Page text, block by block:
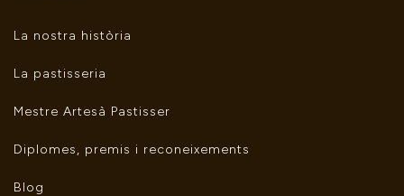
La nostra història
La pastisseria
Mestre Artesà Pastisser
Diplomes, premis i reconeixements
Blog